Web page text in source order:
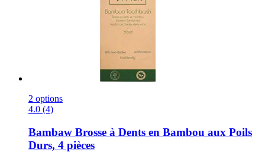
2 options
4.0 (4)
Bambaw Brosse à Dents en Bambou aux Poils
Durs, 4 pièces